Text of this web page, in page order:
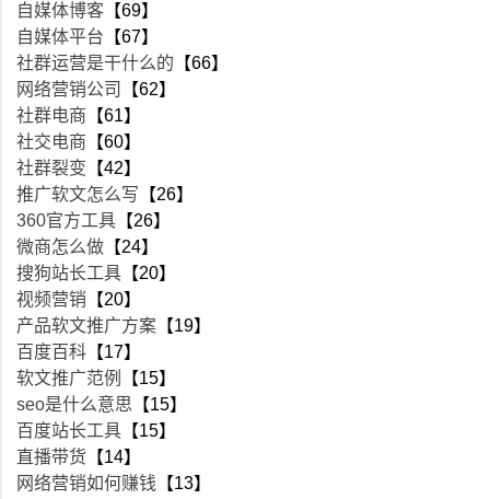
自媒体博客 【69】
自媒体平台 【67】
社群运营是干什么的 【66】
网络营销公司
【62】
社群电商 【61】
社交电商 【60】
社群裂变 【42】
推广软文怎么写 【26】
360官方工具 【26】
微商怎么做 【24】
搜狗站长工具 【20】
视频营销 【20】
产品软文推广方案 【19】
百度百科 【17】
软文推广范例
【15】
seo是什么意思 【15】
百度站长工具 【15】
直播带货 【14】
网络营销如何赚钱 【13】